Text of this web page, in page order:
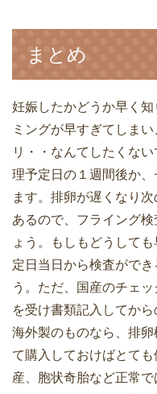
まとめ
妊娠したかどうか早く
ミングが早すぎてしま
リ・・なんてしたくな
理予定日の１週間後か
ます。排卵が遅くなり
あるので、フライング
ょう。もしもどうして
定日当日から検査がで
う。ただ、国産のチェ
を受け書類記入してか
海外製のものなら、排
て購入しておけばとて
産、胞状奇胎など正常